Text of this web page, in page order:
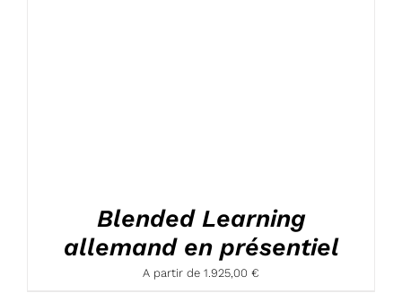
Blended Learning
allemand en présentiel
A partir de 1.925,00 €